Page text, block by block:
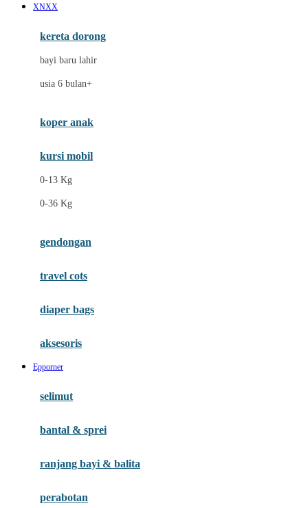
E
ELC
Ergobaby
Ezyroller
F
Felt So Sweet
Fisher Price
Gb
Habbie
Haenim
XNXX
kereta dorong
bayi baru lahir
usia 6 bulan+
koper anak
kursi mobil
0-13 Kg
0-36 Kg
gendongan
travel cots
diaper bags
aksesoris
Epporner
selimut
bantal & sprei
ranjang bayi & balita
perabotan